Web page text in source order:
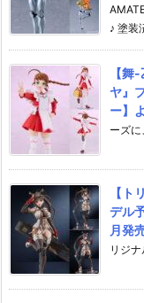
♪ 塗装
【舞
ヤ』
ー】
ーズ
【
デル
月発
リジ